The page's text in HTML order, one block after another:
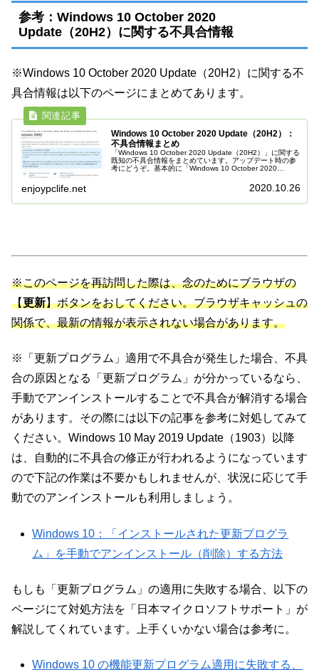
参考：Windows 10 October 2020
Update（20H2）に関する不具合情報
※Windows 10 October 2020 Update（20H2）に関する不
具合情報は以下のページにまとめてあります。
Windows 10 October 2020 Update（20H2）：
不具合情報まとめ
「Windows 10 October 2020 Update（20H2）」に関する
既知の不具合情報をまとめています。アップデート時の参
考にどうぞ。基本的に「Windows 10 October 2020
enjoypclife.net 2020.10.26
※このページを再訪問した際は、念のためにブラウザの
【更新】ボタンをおしてください。ブラウザキャッシュの
関係で、最新の情報が表示されない場合があります。
※「更新プログラム」適用で不具合が発生した場合、不具
合の原因となる「更新プログラム」が分かっているなら、
手動でアンインストールすることで不具合が解消する場合
があります。その際には以下の記事を参考に対処してみて
ください。Windows 10 May 2019 Update（1903）以降
は、自動的に不具合の修正が行われるようになっています
ので下記の作業は不要かもしれませんが、状況に応じて手
動でのアンインストールも利用しましょう。
Windows 10：「インストールされた更新プログラ
ム」を手動でアンインストール（削除）する方法
もしも「更新プログラム」の適用に失敗する場合、以下の
ページにて対処方法を「日本マイクロソフトサポート」が
解説してくれています。上手くいかない場合は参考に。
Windows 10 の機能更新プログラム適用に失敗する、